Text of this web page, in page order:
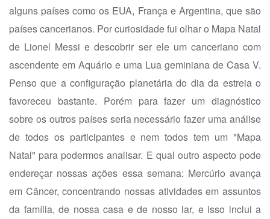
alguns países como os EUA, França e Argentina, que são
países cancerianos. Por curiosidade fui olhar o Mapa Natal
de Lionel Messi e descobrir ser ele um canceriano com
ascendente em Aquário e uma Lua geminiana de Casa V.
Penso que a configuração planetária do dia da estreia o
favoreceu bastante. Porém para fazer um diagnóstico
sobre os outros países seria necessário fazer uma análise
de todos os participantes e nem todos tem um "Mapa
Natal" para podermos analisar. E qual outro aspecto pode
endereçar nossas ações essa semana: Mercúrio avança
em Câncer, concentrando nossas atividades em assuntos
da família, de nossa casa e de nosso lar, e isso inclui a